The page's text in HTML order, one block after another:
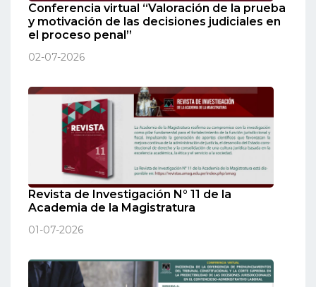
Conferencia virtual “Valoración de la prueba
y motivación de las decisiones judiciales en
el proceso penal”
02-07-2026
Revista de Investigación N° 11 de la
Academia de la Magistratura
01-07-2026